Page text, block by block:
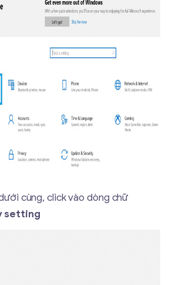
cùng, click vào dòng chữ
setting